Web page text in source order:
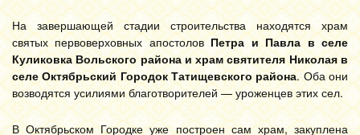
На завершающей стадии строительства находятся храм
святых первоверховных апостолов Петра и Павла в селе
Куликовка Вольского района и храм святителя Николая в
селе Октябрьский Городок Татищевского района. Оба они
возводятся усилиями благотворителей — уроженцев этих сел.
В Октябрьском Городке уже построен сам храм, закуплена